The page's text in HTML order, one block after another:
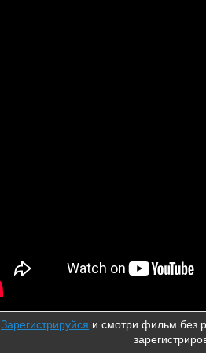
Зарегистрируйся и смотри фильм без